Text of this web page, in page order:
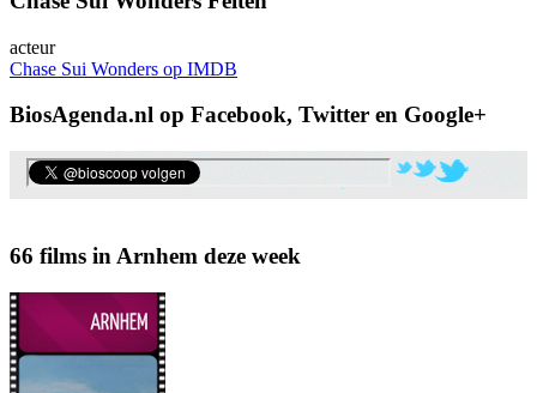
acteur
Chase Sui Wonders op IMDB
BiosAgenda.nl op Facebook, Twitter en Google+
66 films in Arnhem deze week